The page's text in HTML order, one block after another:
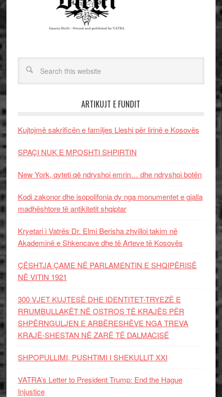
ARTIKUJT E FUNDIT
Kujtojmë sakrificën e familjes Lleshi për lirinë e Kosovës
SPAÇI NUK E MPOSHTI SHPIRTIN
New York, qyteti që ndryshoi emrin… dhe ndryshoi botën
Kodi zakonor dhe isopolifonia dy nga monumentet e gjalla
madhështore të antikitetit shqiptar
Kryetari i Vatrës Dr. Elmi Berisha zhvilloi takim në
Akademinë e Shkencave dhe të Arteve të Kosovës
ÇËSHTJA ÇAME NË PARLAMENTIN E SHQIPËRISË
NË VITIN 1921
300 VJET KUJTESË DHE IDENTITET-TRYEZË E
RRUMBULLAKËT NË OSTROS TË KRAJËS PËR
SHPËRNGULJEN E ARBËRESHËVE NGA TREVA
KRAJË-SHESTAN NË ZARË TË DALMACISË
SHPOPULLIMI, PUSHTIMI I SHEKULLIT XXI
VATRA’s Letter to President Trump: End the Hague
Injustice